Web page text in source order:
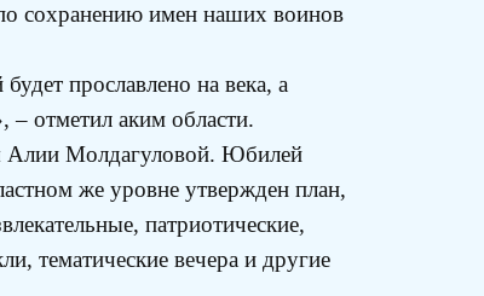
сохранению имен наших воинов
прославлено на века, а
– отметил аким области.
Алии Молдагуловой. Юбилей
же уровне утвержден план,
патриотические,
тематические вечера и другие